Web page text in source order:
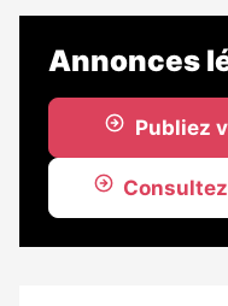
Annonces
Publiez